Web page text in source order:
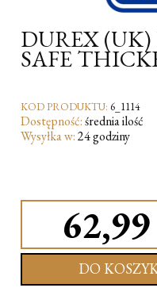
DUREX
SAFE
KOD PRODUKTU: 6_1114
Dostępność:średnia ilość
Wysyłka w:24 godziny
62,99
DO